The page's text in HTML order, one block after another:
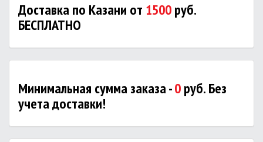
Доставка по Казани от 1500руб.
БЕСПЛАТНО
Минимальная сумма заказа -0руб. Без
учета доставки!